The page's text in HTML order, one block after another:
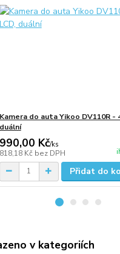
Kamera do auta Yikoo DV110R -
duální
990,00 Kč/ks
818,18 Kč bez DPH
Přidat do
v kategoriích